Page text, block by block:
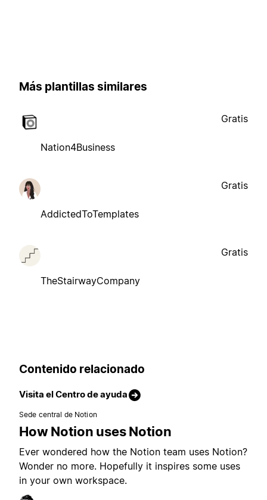
Más plantillas similares
Nation4Business
Gratis
AddictedToTemplates
Gratis
TheStairwayCompany
Gratis
Contenido relacionado
Visita el Centro de ayuda
Sede central de Notion
How Notion uses Notion
Ever wondered how the Notion team uses Notion?
Wonder no more. Hopefully it inspires some uses
in your own workspace.